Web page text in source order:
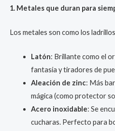
1. Metales que duran para
Los metales son como los
Latón: Brillante como el
fantasía y tiradores de
Aleación de zinc: Más
mágica (como protector
Acero inoxidable: Se
cucharas. Perfecto para